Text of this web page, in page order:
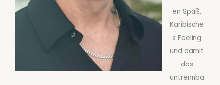
en Spaß.
Karibische
s Feeling
und damit
das
untrennba